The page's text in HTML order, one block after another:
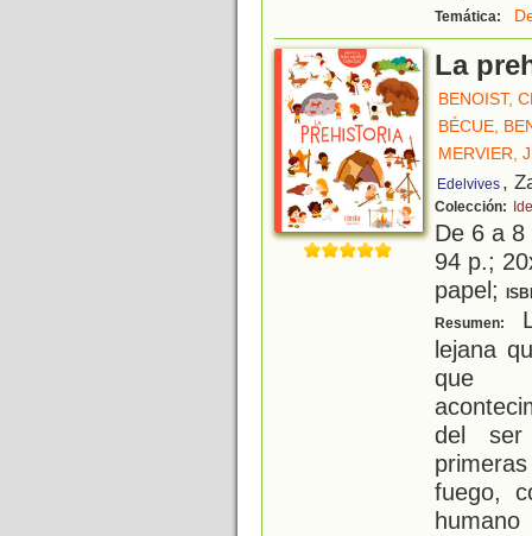
Temática:
La
BENOIST,
BÉCUE,
MERVIER,
Edelvives ,
Colección:
De 6 a
94 p.;
papel;
Resumen:
lejana
que
del ser
fuego,